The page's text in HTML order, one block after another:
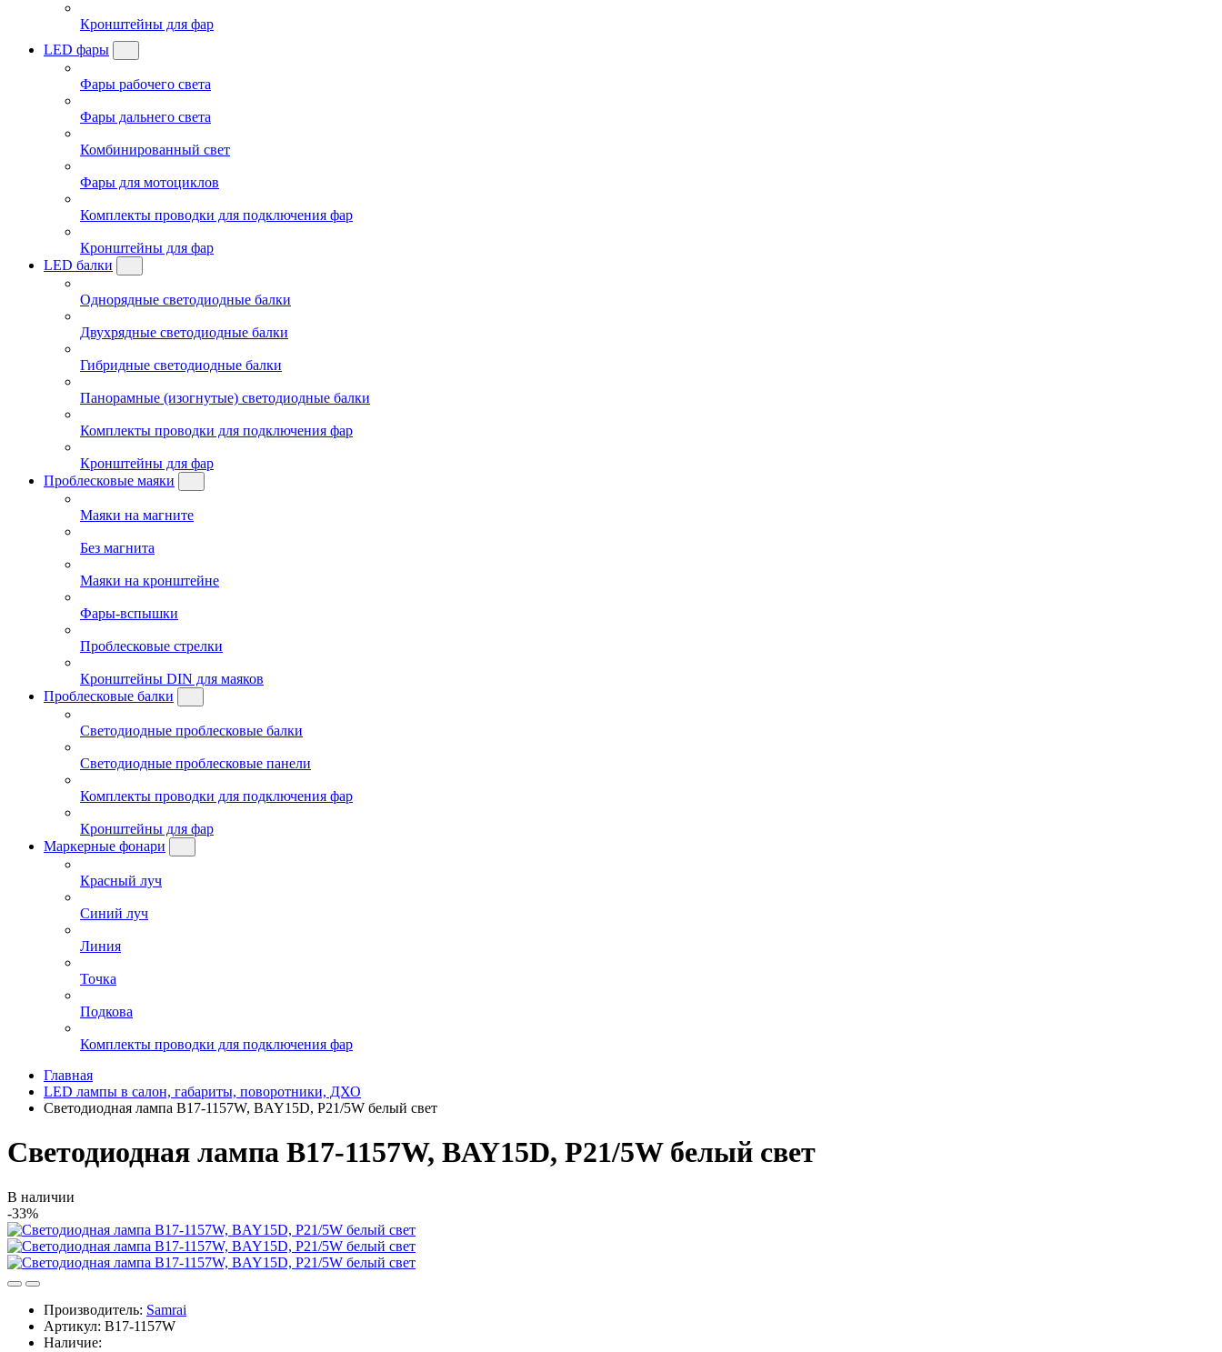
Кронштейны для фар
LED фары
Фары рабочего света
Фары дальнего света
Комбинированный свет
Фары для мотоциклов
Комплекты проводки для подключения фар
Кронштейны для фар
LED балки
Однорядные светодиодные балки
Двухрядные светодиодные балки
Гибридные светодиодные балки
Панорамные (изогнутые) светодиодные балки
Комплекты проводки для подключения фар
Кронштейны для фар
Проблесковые маяки
Маяки на магните
Без магнита
Маяки на кронштейне
Фары-вспышки
Проблесковые стрелки
Кронштейны DIN для маяков
Проблесковые балки
Светодиодные проблесковые балки
Светодиодные проблесковые панели
Комплекты проводки для подключения фар
Кронштейны для фар
Маркерные фонари
Красный луч
Синий луч
Линия
Точка
Подкова
Комплекты проводки для подключения фар
Главная
LED лампы в салон, габариты, поворотники, ДХО
Светодиодная лампа B17-1157W, BAY15D, P21/5W белый свет
Светодиодная лампа B17-1157W, BAY15D, P21/5W белый свет
В наличии
-33%
Производитель: Samrai
Артикул: B17-1157W
Наличие: